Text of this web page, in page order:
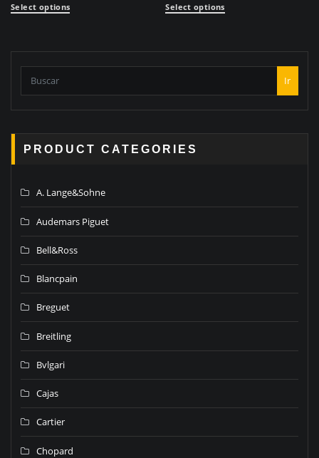
Select options Select options
Ir
PRODUCT CATEGORIES
A. Lange&Sohne
Audemars Piguet
Bell&Ross
Blancpain
Breguet
Breitling
Bvlgari
Cajas
Cartier
Chopard